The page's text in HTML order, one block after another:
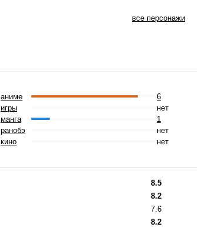
все персонажи
аниме
6
игры
нет
манга
1
ранобэ
нет
кино
нет
8.5
8.2
7.6
8.2